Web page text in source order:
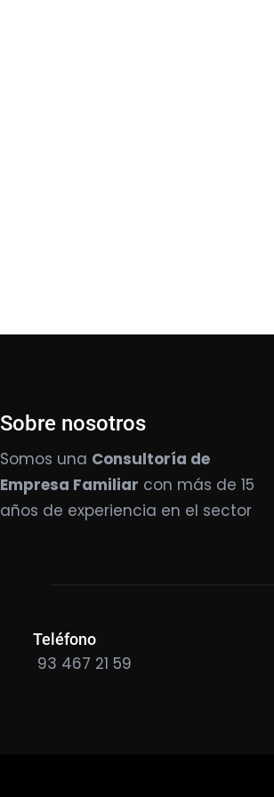
Sobre nosotros
Somos una Consultoría de
Empresa Familiar con más de 15
años de experiencia en el sector
Teléfono
93 467 21 59